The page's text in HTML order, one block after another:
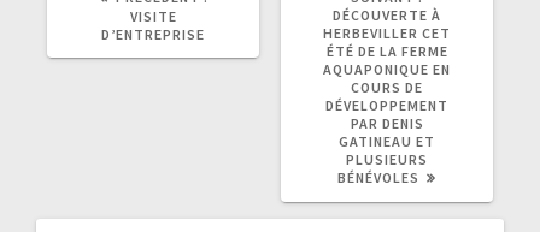
VISITE
D’ENTREPRISE
DÉCOUVERTE À
HERBEVILLER CET
ÉTÉ DE LA FERME
AQUAPONIQUE EN
COURS DE
DÉVELOPPEMENT
PAR DENIS
GATINEAU ET
PLUSIEURS
BÉNÉVOLES